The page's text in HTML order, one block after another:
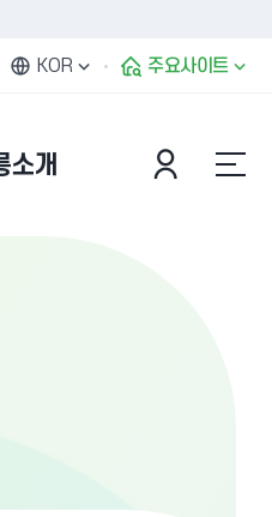
KOR 주요사이트
소개